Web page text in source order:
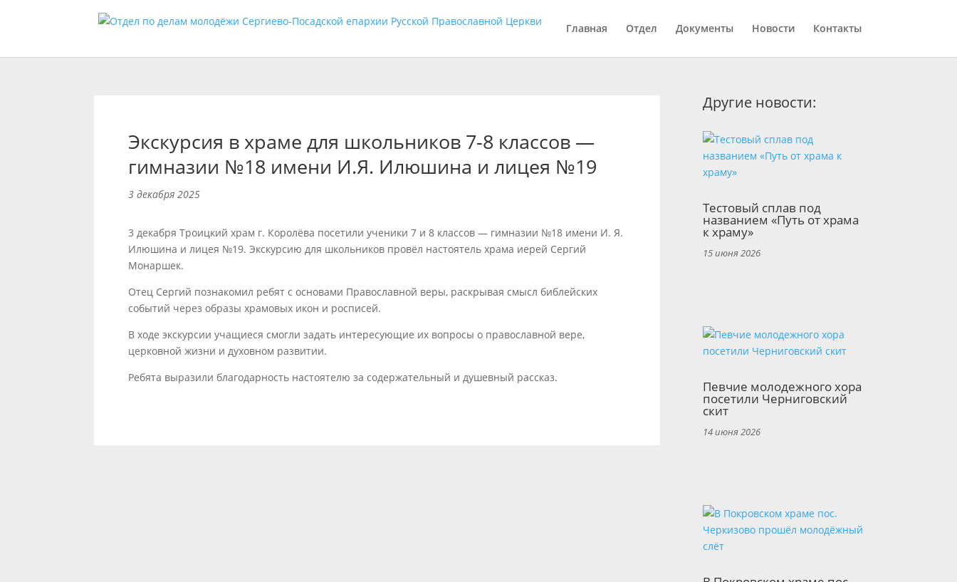
Главная Отдел Документы Новости Контакты
Экскурсия в храме для школьников 7-8 классов —
гимназии №18 имени И.Я. Илюшина и лицея №19
3 декабря 2025
3 декабря Троицкий храм г. Королёва посетили ученики 7 и 8 классов — гимназии №18 имени И. Я.
Илюшина и лицея №19. Экскурсию для школьников провёл настоятель храма иерей Сергий
Монаршек.
Отец Сергий познакомил ребят с основами Православной веры, раскрывая смысл библейских
событий через образы храмовых икон и росписей.
В ходе экскурсии учащиеся смогли задать интересующие их вопросы о православной вере,
церковной жизни и духовном развитии.
Ребята выразили благодарность настоятелю за содержательный и душевный рассказ.
Другие новости:
Тестовый сплав под
названием «Путь от храма
к храму»
15 июня 2026
Певчие молодежного хора
посетили Черниговский
скит
14 июня 2026